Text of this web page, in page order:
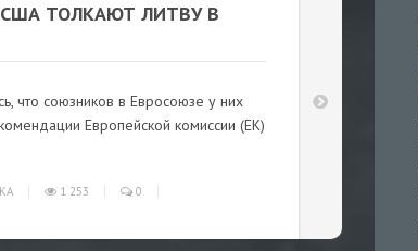
ТОЛКАЮТ ЛИТВУ В
что союзников в Евросоюзе у них
Европейской комиссии (ЕК)
1 253 0